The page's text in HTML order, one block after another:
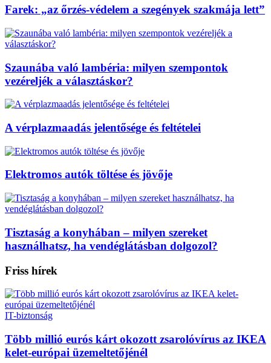
Farek: „az őrzés-védelem a szegények szakmája lett”
Szaunába való lambéria: milyen szempontok
vezéreljék a választáskor?
A vérplazmaadás jelentősége és feltételei
Elektromos autók töltése és jövője
Tisztaság a konyhában – milyen szereket
használhatsz, ha vendéglátásban dolgozol?
Friss hírek
IT-biztonság
Több millió eurós kárt okozott zsarolóvírus az IKEA
kelet-európai üzemeltetőjénél